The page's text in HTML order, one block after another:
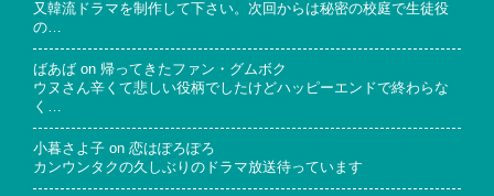
又韓流ドラマを制作して下さい。次回からは秘密の校庭で生徒役
の…
ばあば on 帰ってきたファン・グムボク
ウヌさん辛くて悲しい役柄でしたけどハッピーエンドで終わらな
く…
小暮さよ子 on 恋はぽろぽろ
カンウンタクの久しぶりのドラマ放送待っています